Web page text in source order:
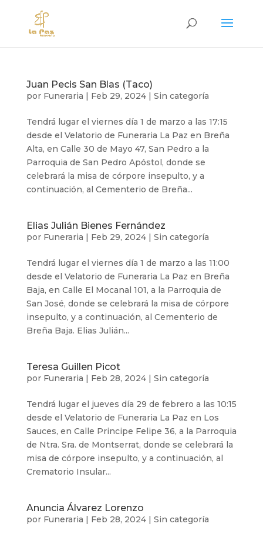
Juan Pecis San Blas (Taco)
por Funeraria | Feb 29, 2024| Sin categoría
Tendrá lugar el viernes día 1 de marzo a las 17:15
desde el Velatorio de Funeraria La Paz en Breña
Alta, en Calle 30 de Mayo 47, San Pedro a la
Parroquia de San Pedro Apóstol, donde se
celebrará la misa de córpore insepulto, y a
continuación, al Cementerio de Breña...
Elias Julián Bienes Fernández
por Funeraria | Feb 29, 2024| Sin categoría
Tendrá lugar el viernes día 1 de marzo a las 11:00
desde el Velatorio de Funeraria La Paz en Breña
Baja, en Calle El Mocanal 101, a la Parroquia de
San José, donde se celebrará la misa de córpore
insepulto, y a continuación, al Cementerio de
Breña Baja. Elias Julián...
Teresa Guillen Picot
por Funeraria | Feb 28, 2024| Sin categoría
Tendrá lugar el jueves día 29 de febrero a las 10:15
desde el Velatorio de Funeraria La Paz en Los
Sauces, en Calle Principe Felipe 36, a la Parroquia
de Ntra. Sra. de Montserrat, donde se celebrará la
misa de córpore insepulto, y a continuación, al
Crematorio Insular...
Anuncia Álvarez Lorenzo
por Funeraria | Feb 28, 2024| Sin categoría